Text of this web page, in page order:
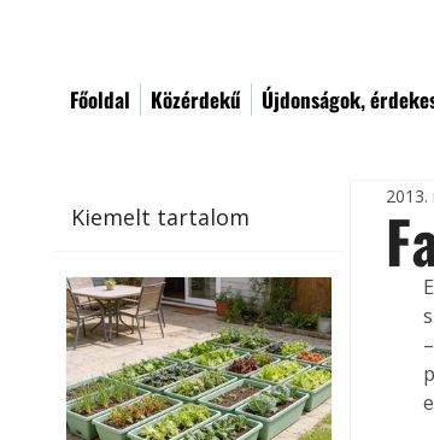
Főoldal Közérdekű Újdonságok,
Kiemelt tartalom
2013.